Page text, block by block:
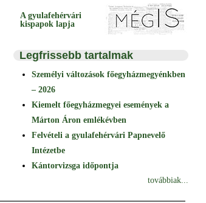
A gyulafehérvári
kispapok lapja
Legfrissebb tartalmak
Személyi változások főegyházmegyénkben
– 2026
Kiemelt főegyházmegyei események a
Márton Áron emlékévben
Felvételi a gyulafehérvári Papnevelő
Intézetbe
Kántorvizsga időpontja
továbbiak...